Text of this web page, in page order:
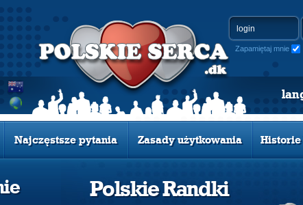
Zapamiętaj mnie
Najczęstsze pytania Zasady użytkowania Historie
Polskie Randki